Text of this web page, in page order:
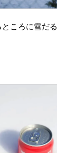
ころに雪だ